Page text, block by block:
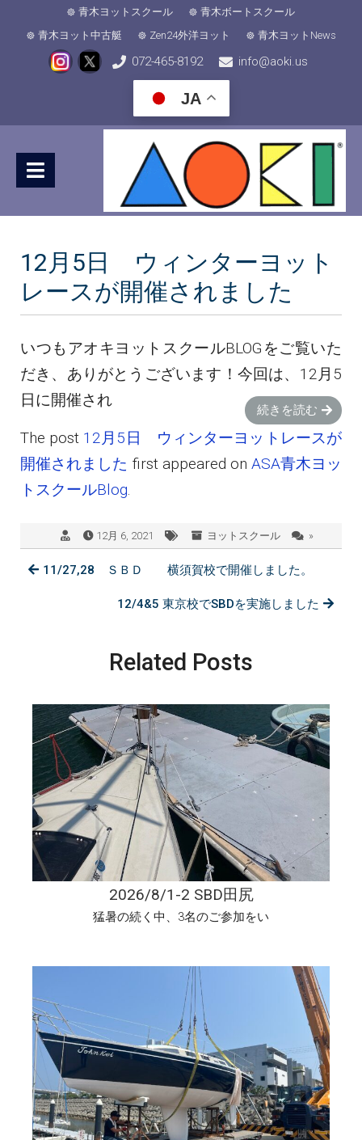
青木ヨットスクール
青木ボートスクール
青木ヨット中古艇
Zen24外洋ヨット 青木ヨットNews
072-465-8192 info@aoki.us
JA
12月5日 ウィンターヨット
レースが開催されました
いつもアオキヨットスクールBLOGをご覧いた
だき、ありがとうございます！今回は、12月5
日に開催され
続きを読む
The post 12月5日 ウィンターヨットレースが
開催されました first appeared on ASA青木ヨッ
トスクールBlog.
12月 6, 2021 ヨットスクール »
11/27,28 ＳＢＤ 横須賀校で開催しました。
12/4&5 東京校でSBDを実施しました
Related Posts
2026/8/1-2 SBD田尻
猛暑の続く中、3名のご参加をい